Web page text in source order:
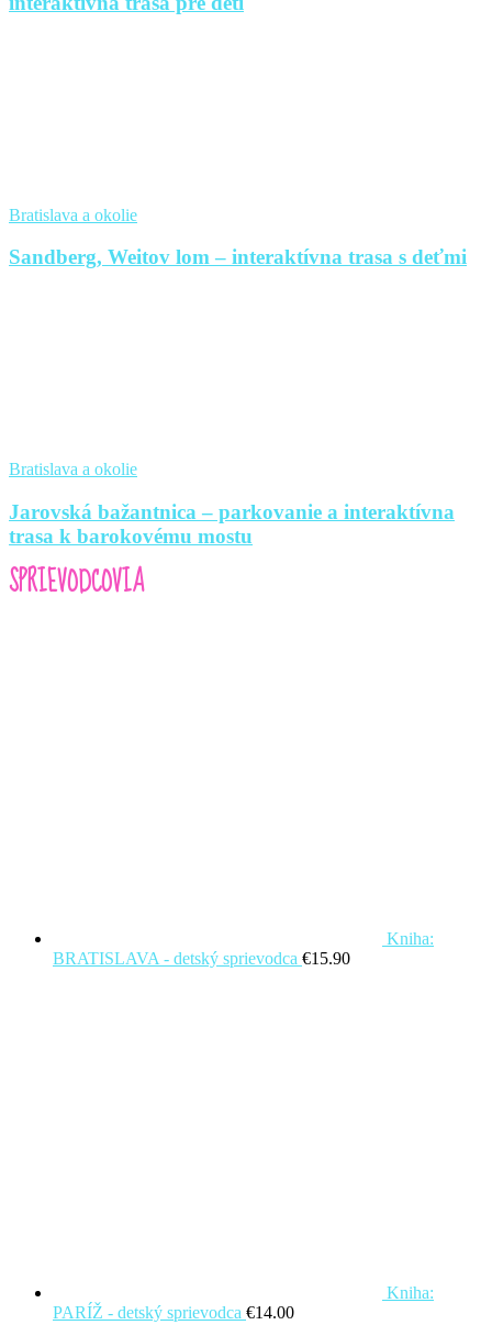
Bratislava a okolie
Sandberg, Weitov lom – interaktívna trasa s deťmi
Bratislava a okolie
Jarovská bažantnica – parkovanie a interaktívna
trasa k barokovému mostu
SPRIEVODCOVIA
Kniha:
BRATISLAVA - detský sprievodca €15.90
Kniha:
PARÍŽ - detský sprievodca €14.00